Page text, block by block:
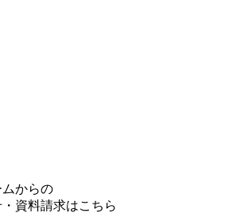
ムからの
資料請求はこちら